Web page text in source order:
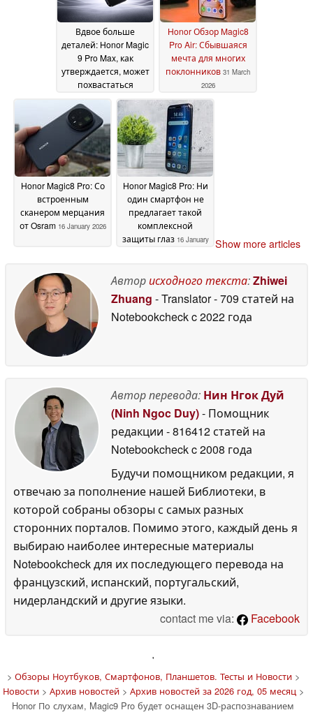
Вдвое больше
деталей: Honor Magic
9 Pro Max, как
утверждается, может
похвастаться
двойными 200 МП
камерами
20 April 2026
Honor Обзор Magic8
Pro Air: Сбывшаяся
мечта для многих
поклонников 31 March
2026
Honor Magic8 Pro: Со
встроенным
сканером мерцания
от Osram 16 January 2026
Honor Magic8 Pro: Ни
один смартфон не
предлагает такой
комплексной
защиты глаз 16 January
Show more articles
Авторисходного текста:Zhiwei
Zhuang - Translator- 709 статей на
Notebookcheckc 2022 года
Автор перевода: Нин Нгок Дуй
(Ninh Ngoc Duy)- Помощник
редакции - 816412 статей на
Notebookcheckc 2008 года
Будучи помощником редакции, я
отвечаю за пополнение нашей Библиотеки, в
которой собраны обзоры с самых разных
сторонних порталов. Помимо этого, каждый день я
выбираю наиболее интересные материалы
Notebookcheck для их последующего перевода на
французский, испанский, португальский,
нидерландский и другие языки.
contact me via:
Facebook
'
> Обзоры Ноутбуков, Смартфонов, Планшетов. Тесты и Новости>
Новости> Архив новостей> Архив новостей за 2026 год, 05 месяц>
Honor По слухам, Magic9 Pro будет оснащен 3D-распознаванием